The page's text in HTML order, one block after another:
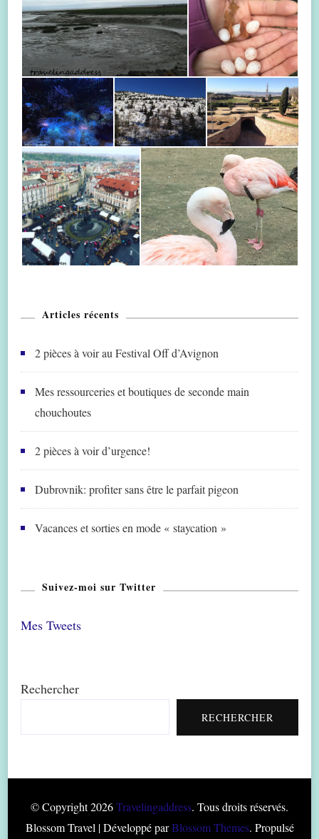
Articles récents
2 pièces à voir au Festival Off d’Avignon
Mes ressourceries et boutiques de seconde main
chouchoutes
2 pièces à voir d’urgence!
Dubrovnik: profiter sans être le parfait pigeon
Vacances et sorties en mode « staycation »
Suivez-moi sur Twitter
Mes Tweets
Rechercher
RECHERCHER
© Copyright 2026Travelingaddress. Tous droits réservés.
Blossom Travel | Développé parBlossom Themes. Propulsé